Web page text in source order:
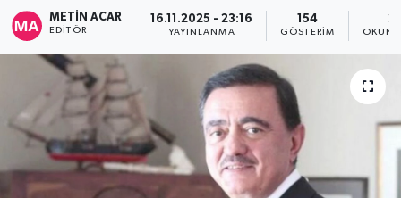
METIN ACAR
EDITÖR
16.11.2025 - 23:16
YAYINLANMA
154
GÖSTERIM